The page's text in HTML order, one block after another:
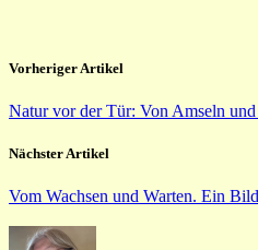
Vorheriger Artikel
Natur vor der Tür: Von Amseln
Nächster Artikel
Vom Wachsen und Warten. Ein